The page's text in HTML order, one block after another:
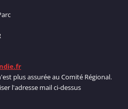
plus assurée au Comité Régional.
l'adresse mail ci-dessus